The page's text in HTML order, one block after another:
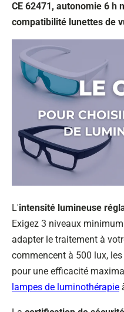
CE 62471, autonomie 6 h
compatibilité lunettes de
L'intensité lumineuse
Exigez 3 niveaux
adapter le traitement à
commencent à 500 lux,
pour une efficacité
lampes de luminothérapie